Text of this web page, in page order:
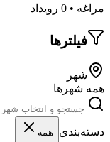
مراغه • 0 رویداد
فیلترها
شهر
همه شهرها
دسته‌بندی همه